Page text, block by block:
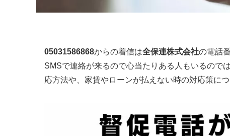
05031586868からの着信は全保連株式会社の電話
SMSで連絡が来るので心当たりある人もいるので
応方法や、家賃やローンが払えない時の対応策に